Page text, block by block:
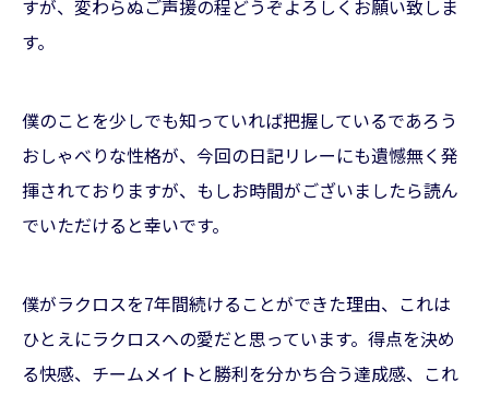
すが、変わらぬご声援の程どうぞよろしくお願い致しま
す。
僕のことを少しでも知っていれば把握しているであろう
おしゃべりな性格が、今回の日記リレーにも遺憾無く発
揮されておりますが、もしお時間がございましたら読ん
でいただけると幸いです。
僕がラクロスを7年間続けることができた理由、これは
ひとえにラクロスへの愛だと思っています。得点を決め
る快感、チームメイトと勝利を分かち合う達成感、これ